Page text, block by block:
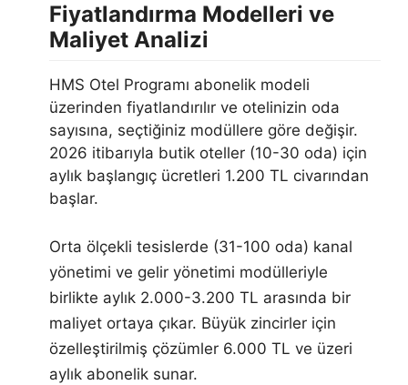
Fiyatlandırma Modelleri ve
Maliyet Analizi
HMS Otel Programı abonelik modeli
üzerinden fiyatlandırılır ve otelinizin oda
sayısına, seçtiğiniz modüllere göre değişir.
2026 itibarıyla butik oteller (10-30 oda) için
aylık başlangıç ücretleri 1.200 TL civarından
başlar.
Orta ölçekli tesislerde (31-100 oda) kanal
yönetimi ve gelir yönetimi modülleriyle
birlikte aylık 2.000-3.200 TL arasında bir
maliyet ortaya çıkar. Büyük zincirler için
özelleştirilmiş çözümler 6.000 TL ve üzeri
aylık abonelik sunar.